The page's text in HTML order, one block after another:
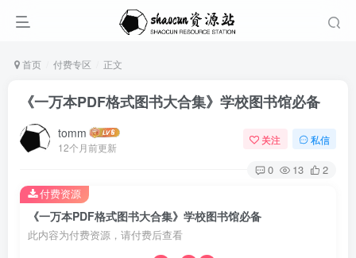
首页 付费专区 正文
《一万本PDF格式图书大合集》学校图书馆必备
tomm
12个月前更新
关注 私信
0 13 2
《一万本PDF格式图书大合集》学校图书馆必备
此内容为付费资源，请付费后查看
付费资源